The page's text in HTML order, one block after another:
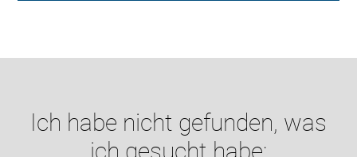
Ich habe nicht gefunden, was
ich gesucht habe: